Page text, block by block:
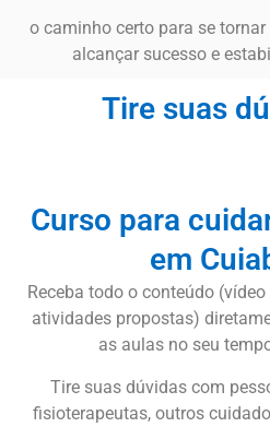
o caminho certo para se
alcançar sucesso e
Tire suas
Curso para
em
Receba todo o conteúdo
atividades propostas)
as aulas no seu
Tire suas dúvidas com
fisioterapeutas, outros